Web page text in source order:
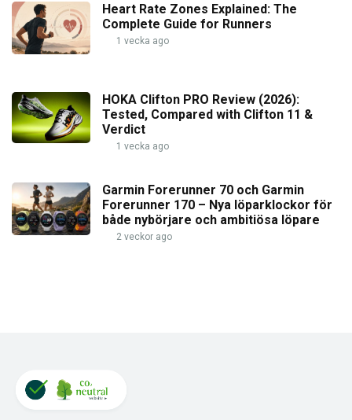
Heart Rate Zones Explained: The
Complete Guide for Runners
1 vecka ago
HOKA Clifton PRO Review (2026):
Tested, Compared with Clifton 11 &
Verdict
1 vecka ago
Garmin Forerunner 70 och Garmin
Forerunner 170 – Nya löparklockor för
både nybörjare och ambitiösa löpare
2 veckor ago